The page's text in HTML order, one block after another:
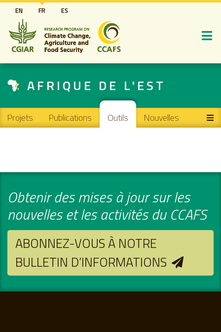
Aller
au
contenu
principal
EN FR ES
AFRIQUE DE L'EST
Main navigation
Projets Publications Outils Nouvelles
Obtenir des mises à jour sur les
nouvelles et les activités du CCAFS
ABONNEZ-VOUS À NOTRE
BULLETIN D’INFORMATIONS